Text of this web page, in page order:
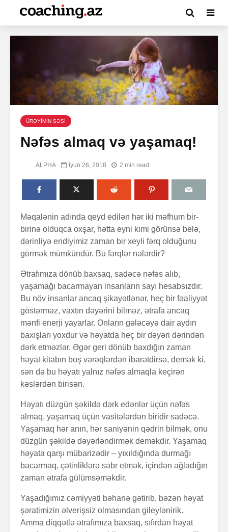
ÜRƏYİMİN SƏSİ
Nəfəs almaq və yaşamaq!
ALPHA İyun 26, 2018 2 min read
Məqalənin adında qeyd edilən hər iki məfhum bir-
birinə olduqca oxşar, hətta eyni kimi görünsə belə,
dərinliyə endiyimiz zaman bir xeyli fərq olduğunu
görmək mümkündür. Bu fərqlər nələrdir?
Ətrafımıza dönüb baxsaq, sadəcə nəfəs alıb,
yaşamağı bacarmayan insanların sayı hesabsızdır.
Bu növ insanlar ancaq şikayətlənər, heç bir fəaliyyət
göstərməz, vaxtın dəyərini bilməz, ətrafa ancaq
mənfi enerji yayarlar. Onların gələcəyə dair aydın
baxışları yoxdur və həyatda heç bir dəyəri dərindən
dərk etməzlər. Əgər geri dönüb baxdığın zaman
həyat kitabın boş vərəqlərdən ibarətdirsə, demək ki,
sən də bu həyatı yalnız nəfəs almaqla keçirən
kəslərdən birisən.
Həyatı düzgün şəkildə dərk edənlər üçün nəfəs
almaq, yaşamaq üçün vasitələrdən biridir sadəcə.
Yaşamaq hər anın, hər saniyənin qədrin bilmək, onu
düzgün şəkildə dəyərləndirmək deməkdir. Yaşamaq
həyata qarşı mübarizədir – yıxıldığında durmağı
bacarmaq, çətinliklərə səbr etmək, içindən ağladığın
zaman ətrafa gülümsəməkdir.
Yaşadığımız cəmiyyəti bəhanə gətirib, bəzən həyat
şəratimizin əlverişsiz olmasından gileylənirik.
Amma diqqətlə ətrafımıza baxsaq, sıfırdan həyat
Alfred Adler və
onun fərdi
psixologiya
anlayışı
“Ulduzlu gecə”
necə yarandı?
Özünüdərketmə
nədir və necə
formalaşdırılır?
Həyatın
nədir?
məktubu
Zalım padşahla
düzdanışan